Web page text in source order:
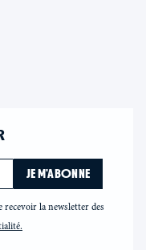
recevoir la newsletter des